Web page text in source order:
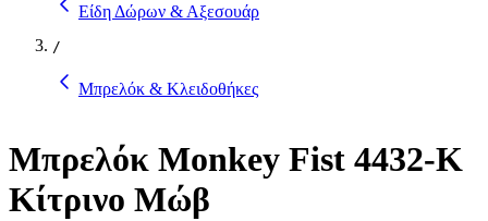
Είδη Δώρων & Αξεσουάρ
/
Μπρελόκ & Κλειδοθήκες
Μπρελόκ Monkey Fist 4432-K
Κίτρινο Μώβ